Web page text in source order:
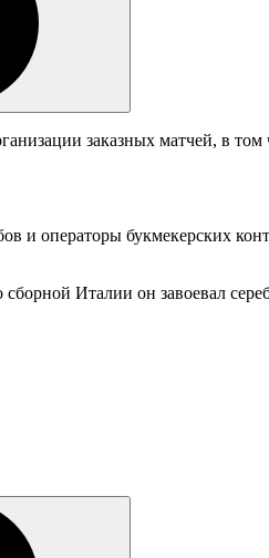
заказных матчей, в
и операторы букмекерских
Италии он завоевал